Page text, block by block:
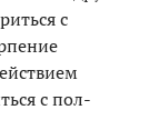
с
с пол-